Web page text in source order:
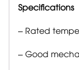
Specifications
– Rated
– Good